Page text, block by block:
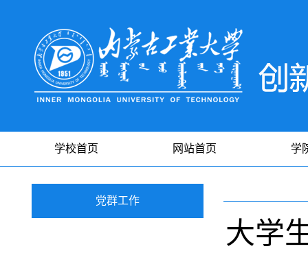
学校首页 网站首页 学
党群工作
大学